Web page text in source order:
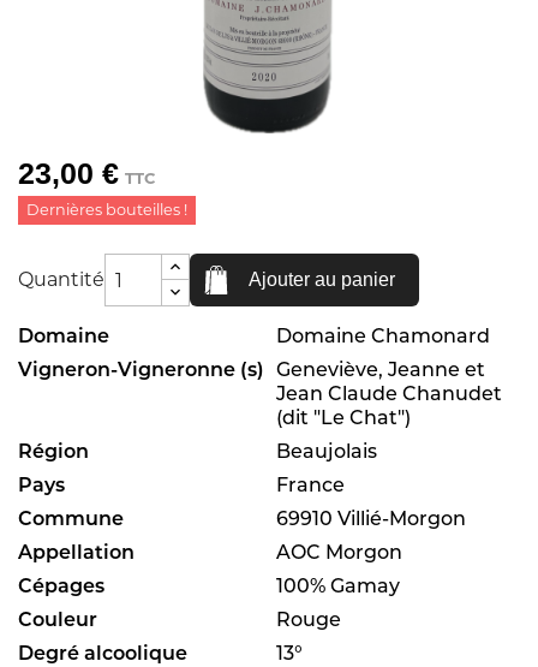
23,00 € TTC
Dernières bouteilles !
Quantité Ajouter au panier
Domaine
Domaine Chamonard
Vigneron-Vigneronne (s)
Geneviève, Jeanne et
Jean Claude Chanudet
(dit "Le Chat")
Région
Beaujolais
Pays
France
Commune
69910 Villié-Morgon
Appellation
AOC Morgon
Cépages
100% Gamay
Couleur
Rouge
Degré alcoolique
13°